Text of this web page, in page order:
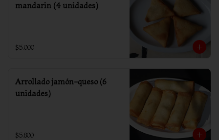
mandarin (4 unidades)
$5.000
Arrollado jamón-queso (6
unidades)
$5.800